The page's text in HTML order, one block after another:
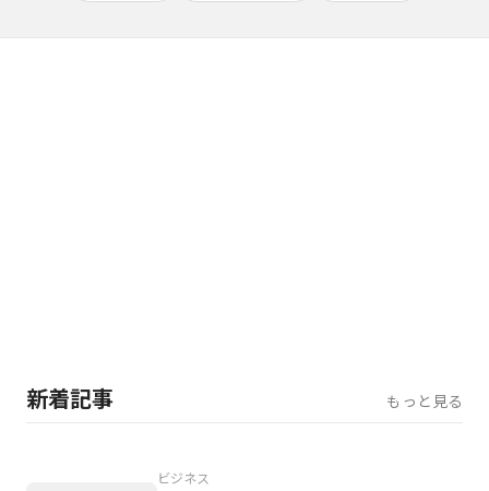
新着記事 もっと見る
ビジネス